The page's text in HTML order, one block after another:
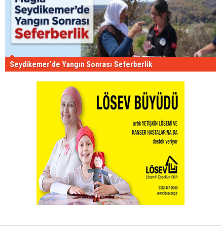
Seydikemer'de Yangın Sonrası Seferberlik